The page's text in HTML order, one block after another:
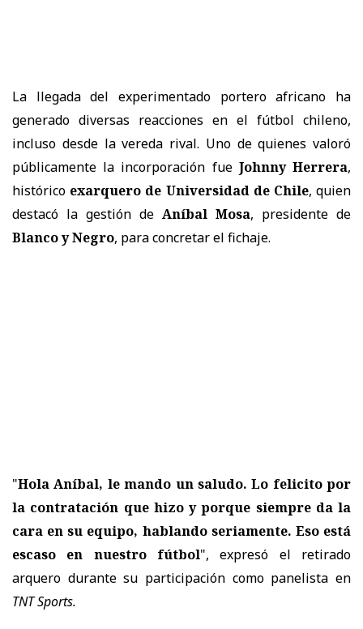
La llegada del experimentado portero africano ha
generado diversas reacciones en el fútbol chileno,
incluso desde la vereda rival. Uno de quienes valoró
públicamente la incorporación fue Johnny Herrera,
histórico exarquero de Universidad de Chile, quien
destacó la gestión de Aníbal Mosa, presidente de
Blanco y Negro, para concretar el fichaje.
"Hola Aníbal, le mando un saludo. Lo felicito por
la contratación que hizo y porque siempre da la
cara en su equipo, hablando seriamente. Eso está
escaso en nuestro fútbol", expresó el retirado
arquero durante su participación como panelista en
TNT Sports.